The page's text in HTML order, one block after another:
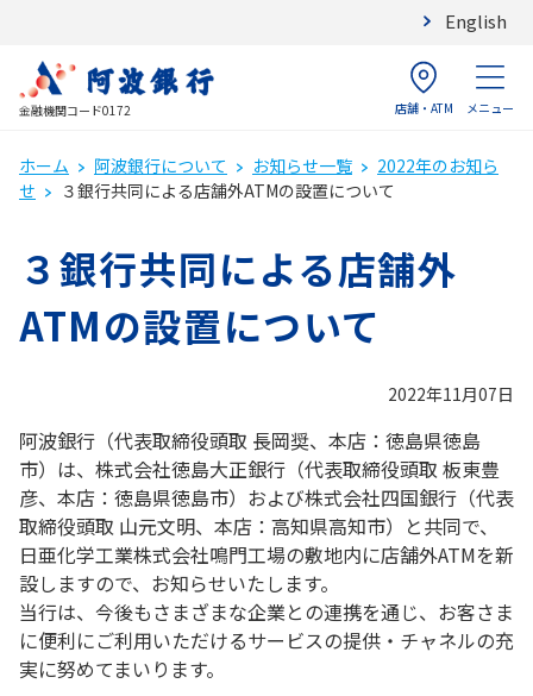
English
金融機関コード0172 店舗・ATM メニュー
ホーム 阿波銀行について お知らせ一覧
2022年のお知ら
せ
３銀行共同による店舗外ATMの設置について
３銀行共同による店舗外
ATMの設置について
2022年11月07日
阿波銀行（代表取締役頭取 長岡奨、本店：徳島県徳島
市）は、株式会社徳島大正銀行（代表取締役頭取 板東豊
彦、本店：徳島県徳島市）および株式会社四国銀行（代表
取締役頭取 山元文明、本店：高知県高知市）と共同で、
日亜化学工業株式会社鳴門工場の敷地内に店舗外ATMを新
設しますので、お知らせいたします。
当行は、今後もさまざまな企業との連携を通じ、お客さま
に便利にご利用いただけるサービスの提供・チャネルの充
実に努めてまいります。